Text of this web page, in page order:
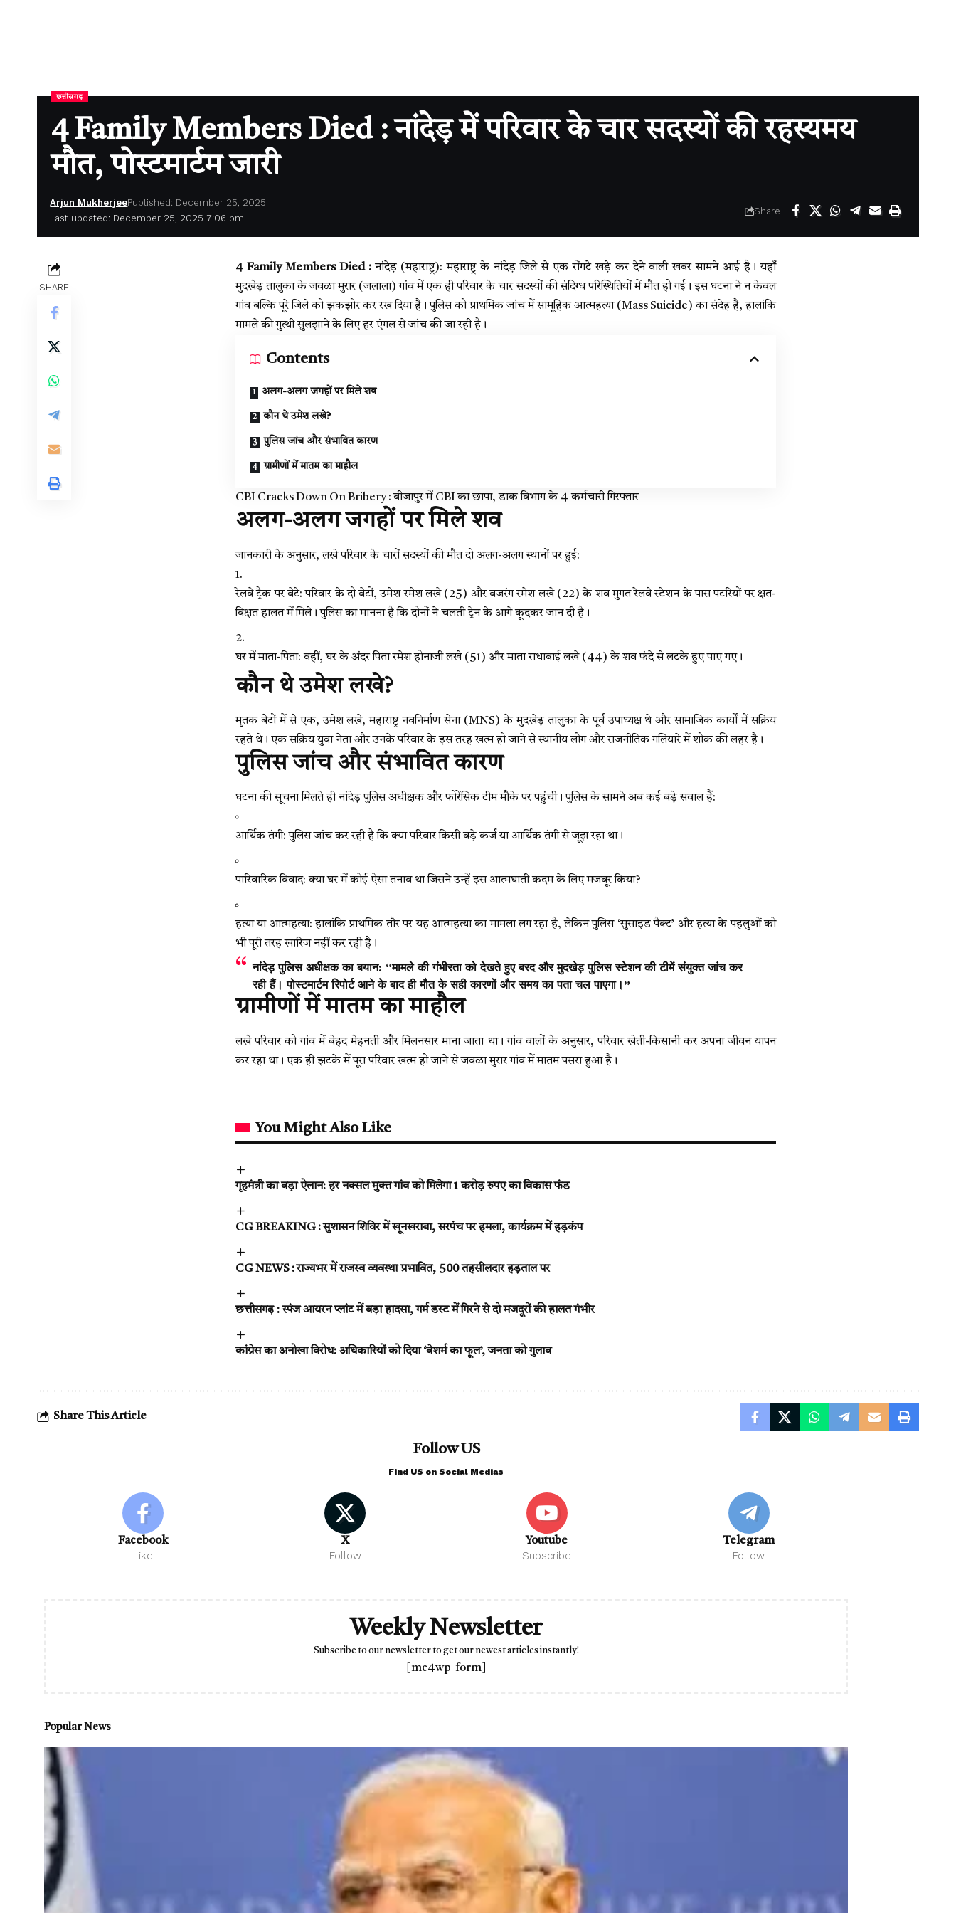
छत्तीसगढ़
4 Family Members Died : नांदेड़ में परिवार के चार सदस्यों की रहस्यमय
मौत, पोस्टमार्टम जारी
Last updated: December 25, 2025 7:06 pm
Arjun MukherjeePublished: December 25, 2025
Share
SHARE
4 Family Members Died :नांदेड़ (महाराष्ट्र): महाराष्ट्र के नांदेड़ जिले से एक रोंगटे खड़े कर देने वाली खबर सामने आई है। यहाँ
मुदखेड़ तालुका के जवळा मुरार (जलाला) गांव में एक ही परिवार के चार सदस्यों की संदिग्ध परिस्थितियों में मौत हो गई। इस घटना ने न केवल
गांव बल्कि पूरे जिले को झकझोर कर रख दिया है। पुलिस को प्राथमिक जांच में सामूहिक आत्महत्या (Mass Suicide) का संदेह है, हालांकि
मामले की गुत्थी सुलझाने के लिए हर एंगल से जांच की जा रही है।
Contents
अलग-अलग जगहों पर मिले शव
कौन थे उमेश लखे?
पुलिस जांच और संभावित कारण
ग्रामीणों में मातम का माहौल
CBI Cracks Down On Bribery : बीजापुर में CBI का छापा, डाक विभाग के 4 कर्मचारी गिरफ्तार
अलग-अलग जगहों पर मिले शव
जानकारी के अनुसार, लखे परिवार के चारों सदस्यों की मौत दो अलग-अलग स्थानों पर हुई:
रेलवे ट्रैक पर बेटे: परिवार के दो बेटों, उमेश रमेश लखे (25) और बजरंग रमेश लखे (22) के शव मुगत रेलवे स्टेशन के पास पटरियों पर क्षत-
विक्षत हालत में मिले। पुलिस का मानना है कि दोनों ने चलती ट्रेन के आगे कूदकर जान दी है।
घर में माता-पिता: वहीं, घर के अंदर पिता रमेश होनाजी लखे (51) और माता राधाबाई लखे (44) के शव फंदे से लटके हुए पाए गए।
कौन थे उमेश लखे?
मृतक बेटों में से एक, उमेश लखे, महाराष्ट्र नवनिर्माण सेना (MNS) के मुदखेड़ तालुका के पूर्व उपाध्यक्ष थे और सामाजिक कार्यों में सक्रिय
रहते थे। एक सक्रिय युवा नेता और उनके परिवार के इस तरह खत्म हो जाने से स्थानीय लोग और राजनीतिक गलियारे में शोक की लहर है।
पुलिस जांच और संभावित कारण
घटना की सूचना मिलते ही नांदेड़ पुलिस अधीक्षक और फोरेंसिक टीम मौके पर पहुंची। पुलिस के सामने अब कई बड़े सवाल हैं:
आर्थिक तंगी: पुलिस जांच कर रही है कि क्या परिवार किसी बड़े कर्ज या आर्थिक तंगी से जूझ रहा था।
पारिवारिक विवाद: क्या घर में कोई ऐसा तनाव था जिसने उन्हें इस आत्मघाती कदम के लिए मजबूर किया?
हत्या या आत्महत्या: हालांकि प्राथमिक तौर पर यह आत्महत्या का मामला लग रहा है, लेकिन पुलिस ‘सुसाइड पैक्ट’ और हत्या के पहलुओं को
भी पूरी तरह खारिज नहीं कर रही है।
नांदेड़ पुलिस अधीक्षक का बयान: “मामले की गंभीरता को देखते हुए बरद और मुदखेड़ पुलिस स्टेशन की टीमें संयुक्त जांच कर
रही हैं। पोस्टमार्टम रिपोर्ट आने के बाद ही मौत के सही कारणों और समय का पता चल पाएगा।”
ग्रामीणों में मातम का माहौल
लखे परिवार को गांव में बेहद मेहनती और मिलनसार माना जाता था। गांव वालों के अनुसार, परिवार खेती-किसानी कर अपना जीवन यापन
कर रहा था। एक ही झटके में पूरा परिवार खत्म हो जाने से जवळा मुरार गांव में मातम पसरा हुआ है।
You Might Also Like
गृहमंत्री का बड़ा ऐलान: हर नक्सल मुक्त गांव को मिलेगा 1 करोड़ रुपए का विकास फंड
CG BREAKING : सुशासन शिविर में खूनखराबा, सरपंच पर हमला, कार्यक्रम में हड़कंप
CG NEWS : राज्यभर में राजस्व व्यवस्था प्रभावित, 500 तहसीलदार हड़ताल पर
छत्तीसगढ़ : स्पंज आयरन प्लांट में बड़ा हादसा, गर्म डस्ट में गिरने से दो मजदूरों की हालत गंभीर
कांग्रेस का अनोखा विरोध: अधिकारियों को दिया ‘बेशर्म का फूल’, जनता को गुलाब
Share This Article
Follow US
Find US on Social Medias
Facebook
Like
X
Follow
Youtube
Subscribe
Telegram
Follow
Weekly Newsletter
Subscribe to our newsletter to get our newest articles instantly!
[mc4wp_form]
Popular News